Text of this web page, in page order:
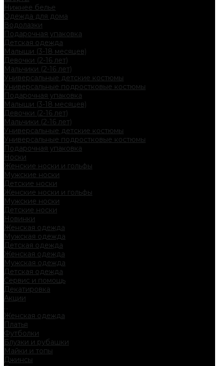
Нижнее белье
Одежда для дома
Водолазки
Подарочная упаковка
Детская одежда
Малыши (3-18 месяцев)
Девочки (2-16 лет)
Мальчики (2-16 лет)
Универсальные детские костюмы
Универсальные подростковые костюмы
Подарочная упаковка
Малыши (3-18 месяцев)
Девочки (2-16 лет)
Мальчики (2-16 лет)
Универсальные детские костюмы
Универсальные подростковые костюмы
Подарочная упаковка
Носки
Женские носки и гольфы
Мужские носки
Детские носки
Женские носки и гольфы
Мужские носки
Детские носки
Новинки
Женская одежда
Мужская одежда
Детская одежда
Женская одежда
Мужская одежда
Детская одежда
Сервис и помощь
Декатировка
Акции
...
Женская одежда
Платья
Футболки
Блузки и рубашки
Майки и топы
Джинсы